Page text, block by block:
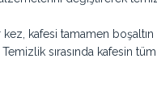
kafesi tamamen boşaltın
sırasında kafesin